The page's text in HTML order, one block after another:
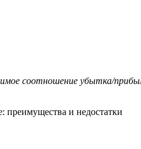
соотношение убытка/